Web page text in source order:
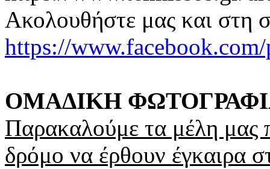
Ακολουθήστε μας και στη
https://
ΟΜΑΔΙΚΗ
Παρακαλούμε τα μέλη μας
δρόμο να έρθουν έγκαιρα